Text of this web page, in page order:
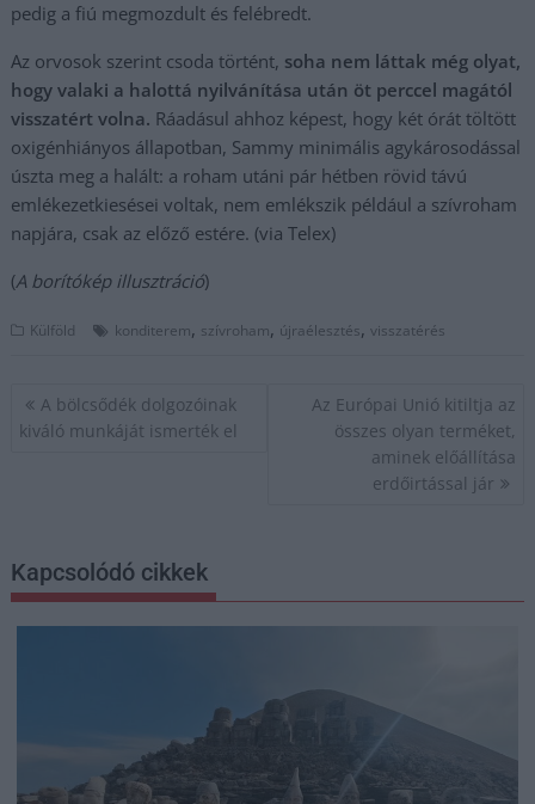
pedig a fiú megmozdult és felébredt.
Az orvosok szerint csoda történt, soha nem láttak még olyat,
hogy valaki a halottá nyilvánítása után öt perccel magától
visszatért volna. Ráadásul ahhoz képest, hogy két órát töltött
oxigénhiányos állapotban, Sammy minimális agykárosodással
úszta meg a halált: a roham utáni pár hétben rövid távú
emlékezetkiesései voltak, nem emlékszik például a szívroham
napjára, csak az előző estére. (via Telex)
(A borítókép illusztráció)
Külföld konditerem, szívroham, újraélesztés,visszatérés
Bejegyzés
navigáció
A bölcsődék dolgozóinak
kiváló munkáját ismerték el
Az Európai Unió kitiltja az
összes olyan terméket,
aminek előállítása
erdőirtással jár
Kapcsolódó cikkek